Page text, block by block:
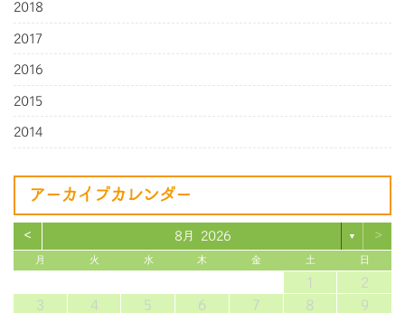
2018
2017
2016
2015
2014
アーカイブカレンダー
< 8月 2026 ▼ >
月 火 水 木 金 土 日
1
2
3
4 5 6 7 8
9